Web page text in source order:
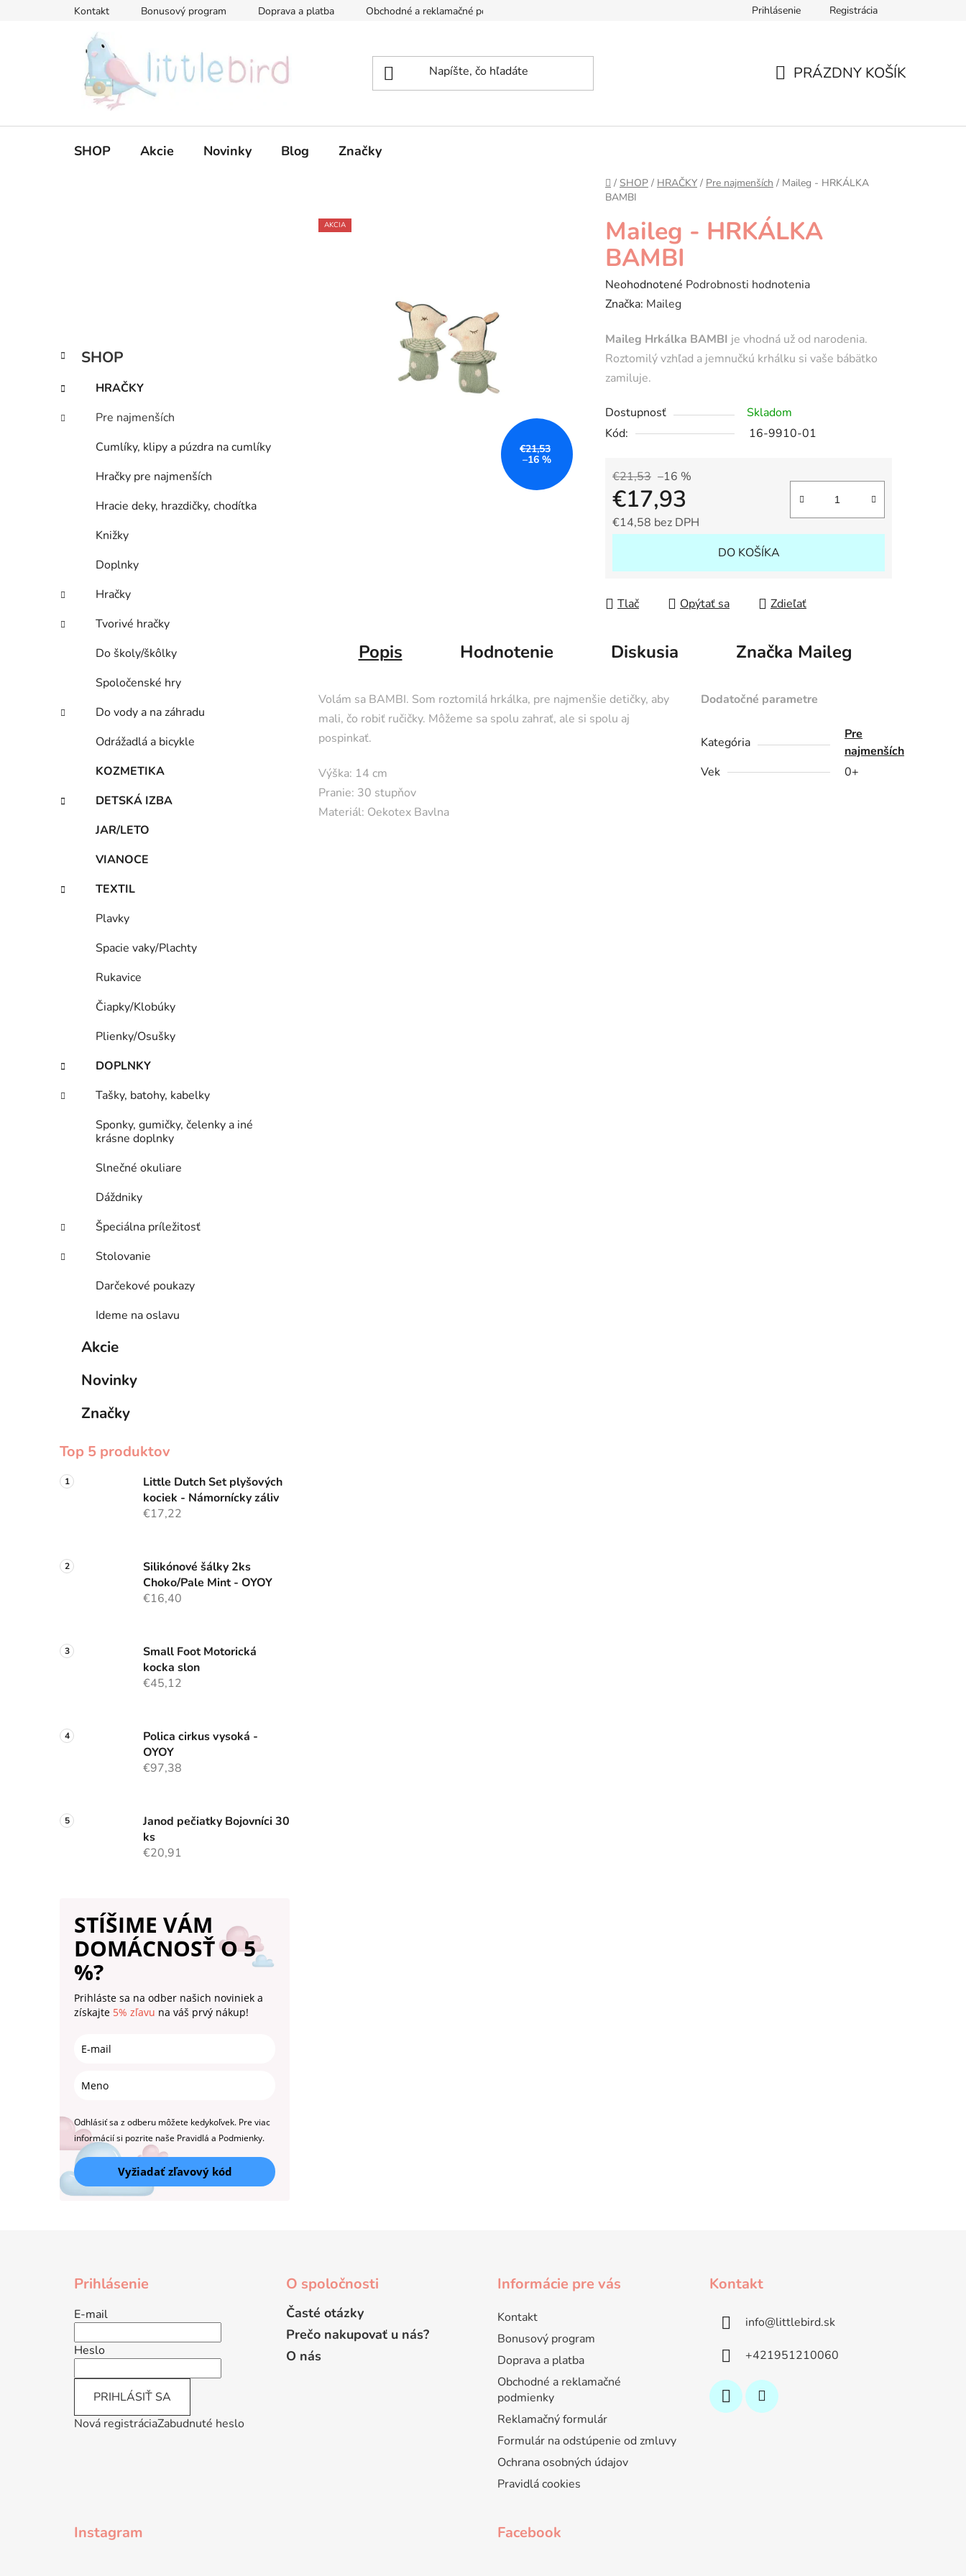
Kontakt Bonusový program Doprava a platba Obchodné a reklamačné podmienky Formulár na odstúpenie od zmluvy Ochrana osobných
Prihlásenie Registrácia
KOŠÍK
PRÁZDNY KOŠÍK
SHOP Akcie Novinky Blog Značky
Domov
/ SHOP / HRAČKY / Pre najmenších / Maileg - HRKÁLKA
BAMBI
e
l
Preskočiť
kategórie
K
a
e
g
ó
SHOP
HRAČKY
Pre najmenších
Cumlíky, klipy a púzdra na cumlíky
Hračky pre najmenších
Hracie deky, hrazdičky, chodítka
Knižky
Doplnky
Hračky
Tvorivé hračky
Do školy/škôlky
Spoločenské hry
Do vody a na záhradu
Odrážadlá a bicykle
KOZMETIKA
DETSKÁ IZBA
JAR/LETO
VIANOCE
TEXTIL
Plavky
Spacie vaky/Plachty
Rukavice
Čiapky/Klobúky
Plienky/Osušky
DOPLNKY
Tašky, batohy, kabelky
Sponky, gumičky, čelenky a iné
krásne doplnky
Slnečné okuliare
Dáždniky
Špeciálna príležitosť
Stolovanie
Darčekové poukazy
Ideme na oslavu
Akcie
Novinky
Značky
Top 5 produktov
Little Dutch Set plyšových
kociek - Námornícky záliv
€17,22
Silikónové šálky 2ks
Choko/Pale Mint - OYOY
€16,40
Small Foot Motorická
kocka slon
€45,12
Polica cirkus vysoká -
OYOY
€97,38
Janod pečiatky Bojovníci 30
ks
€20,91
STÍŠIME VÁM
DOMÁCNOSŤ O 5
%?
Prihláste sa na odber našich noviniek a
získajte 5% zľavu na váš prvý nákup!
Odhlásiť sa z odberu môžete kedykoľvek. Pre viac
informácií si pozrite naše Pravidlá a Podmienky.
Vyžiadať zľavový kód
Maileg - HRKÁLKA
BAMBI
Priemerné
hodnotenie
je
0,0
z
hviezdičiek.
Neohodnotené Podrobnosti hodnotenia
Značka: Maileg
Maileg Hrkálka BAMBI je vhodná už od narodenia.
Roztomilý vzhľad a jemnučkú krhálku si vaše bábätko
zamiluje.
Dostupnosť
Skladom
Kód:
16-9910-01
€21,53 –16 %
€17,93
€14,58 bez DPH
DO KOŠÍKA
Tlač Opýtať sa Zdieľať
AKCIA
€21,53
–16 %
Popis Hodnotenie Diskusia Značka Maileg
Volám sa BAMBI. Som roztomilá hrkálka, pre najmenšie detičky, aby
mali, čo robiť ručičky. Môžeme sa spolu zahrať, ale si spolu aj
pospinkať.
Výška: 14 cm
Pranie: 30 stupňov
Materiál: Oekotex Bavlna
Dodatočné parametre
Kategória
Pre
najmenších
Vek
0+
Prihlásenie
E-mail
Heslo
PRIHLÁSIŤ SA
Nová registráciaZabudnuté heslo
O spoločnosti
Časté otázky
Prečo nakupovať u nás?
O nás
Informácie pre vás
Kontakt
Bonusový program
Doprava a platba
Obchodné a reklamačné
podmienky
Reklamačný formulár
Formulár na odstúpenie od zmluvy
Ochrana osobných údajov
Pravidlá cookies
Kontakt
info@littlebird.sk
+421951210060
Instagram Facebook